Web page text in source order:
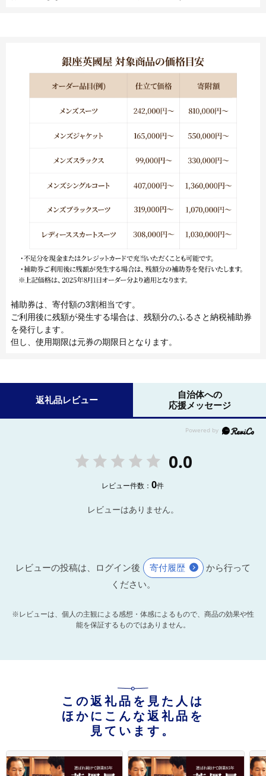
補助券は、寄付額の3割相当です。
ご利用後に残額が発生する場合は、残額分のふるさと納税補助券
を発行します。
但し、使用期限は元券の期限日となります。
返礼品レビュー
自治体への
応援メッセージ
0.0
レビュー件数：0件
レビューはありません。
レビューの投稿は、ログイン後 寄付履歴
から行って
ください。
※レビューは、個人の主観による感想・体感によるもので、商品の効果や性
能を保証するものではありません。
この返礼品を見た人は
ほかにこんな返礼品を
見ています。